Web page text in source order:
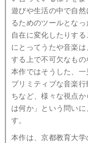
遊びや生活の中で自
るためのツールとな
自在に変化したりす
にとってうたや音楽
する上で不可欠なもの
本作ではそうした、
プリミティブな音楽
ちなど、様々な視点
は何か」という問い
す。
本作は、京都教育大